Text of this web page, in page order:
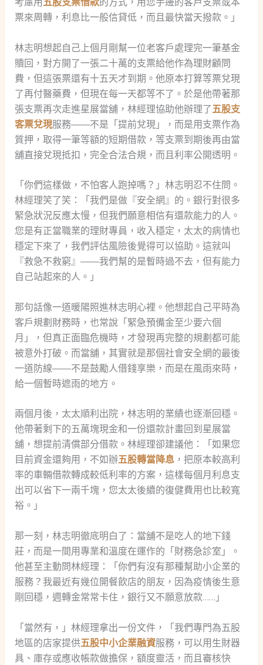
票來周轉，利息比一般信貸低，而且最快當天撥款。」
林志明想起自己上個月剛幫一位老客戶處理完一筆基金
贖回，對方開了一張二十萬的支票給他作為理財顧問
費，但這張票還有十五天才到期。他原本打算等票兌現
了再付醫藥費，但現在每一天都等不了。於是他帶著那
張支票再次走進星展當舖，林經理協助他辦理了 五股支
客票兌現服務——不是「提前兌現」，而是用支票作為
質押，取得一筆等額的短期借款，等支票到期後再由當
舖直接兌現抵扣，完全合法合規，而且利率公開透明。
「你們這樣做，不怕客人跑掉嗎？」林志明忍不住問。
林經理笑了笑：「我們是做『安全網』的。銀行對很多
緊急狀況反應太慢，但我們願意相信有還款能力的人。
您是有正當職業的理財專員，收入穩定，太太的病情也
穩定下來了，我們評估風險後覺得可以協助。這就叫
『救急不救窮』——我們幫的是暫時過不去，但有能力
自己站起來的人。」
那句話像一道暖陽照進林志明心裡。他想起自己平時為
客戶規劃財務時，也常說「緊急預備金至少要六個
月」，但真正面臨危機時，才發現再完整的規劃都可能
被意外打破。而當舖，其實就是那個社會安全網的最後
一道防線——不是鼓勵人借錢享樂，而是在風雨來時，
給一個暫時遮雨的地方。
兩個月後，太太順利出院，林志明的業績也逐漸回穩。
他帶著剩下的五萬塊現金和一份還款計畫回到星展當
舖，想提前清償部分借款。林經理卻建議他：「如果您
目前資金還夠用，不如辦五股轉當降息，把原本較高利
率的車輛借款轉成較低利率的方案，這樣每個月利息支
出可以省下一兩千塊，您太太後續的復健費用也比較寬
裕。」
那一刻，林志明徹底明白了：當舖不是吃人的地下錢
莊，而是一間用專業和溫度在運作的「財務急診室」。
他甚至主動問林經理：「你們有沒有那種幫助小企業的
服務？我最近有幾位開餐飲店的朋友，因為疫情後生意
剛回穩，週轉金常常卡住，銀行又不願意放款……」
「當然有，」林經理拿出一份文件，「我們專門為五股
地區的店家提供五股中小企業融資服務，可以用生財器
具、庫存或應收帳款做擔保，額度靈活，而且審核快